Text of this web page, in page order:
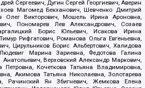
Сергеевич, Дугин Сергей Георгиевич, Аверин
Магомед Бекханович, Шевченко Дмитрий
Олег Викторович, Мошель Ирина Ароновна,
Пономарев Лев Александрович, Созаев
Борис Юльевич, Исакова Ирина
Рифгатович, Романова Ольга Евгеньевна,
Цирульников Борис Альбертович, Халидова
Марина Зариевна, Федотова Галина
Верховский Александр Маркович,
Петровна, Кочеткова Татьяна Владимировна,
Акимова Татьяна Николаевна, Золотарева
Рачинский Ян Збигневич, Жемкова Елена